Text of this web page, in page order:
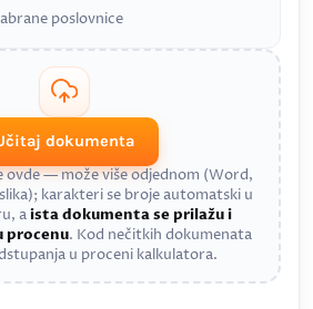
poslovnice
dokumenta
ovde — može više odjednom (Word,
karakteri se broje automatski u
aista dokumenta se prilažu i
procenu. Kod nečitkih dokumenata
u proceni kalkulatora.